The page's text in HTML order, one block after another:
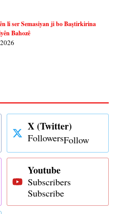
li ser Semasiyan ji bo Baştirkirina
Bahozê
X (Twitter)
FollowersFollow
Youtube
Subscribers
Subscribe